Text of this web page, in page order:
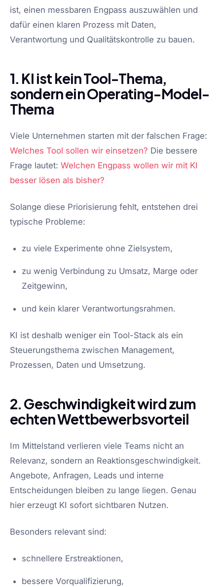
ist, einen messbaren Engpass auszuwählen und
dafür einen klaren Prozess mit Daten,
Verantwortung und Qualitätskontrolle zu bauen.
1. KI ist kein Tool-Thema,
sondern ein Operating-Model-
Thema
Viele Unternehmen starten mit der falschen Frage:
Welches Tool sollen wir einsetzen? Die bessere
Frage lautet: Welchen Engpass wollen wir mit KI
besser lösen als bisher?
Solange diese Priorisierung fehlt, entstehen drei
typische Probleme:
zu viele Experimente ohne Zielsystem,
zu wenig Verbindung zu Umsatz, Marge oder
Zeitgewinn,
und kein klarer Verantwortungsrahmen.
KI ist deshalb weniger ein Tool-Stack als ein
Steuerungsthema zwischen Management,
Prozessen, Daten und Umsetzung.
2. Geschwindigkeit wird zum
echten Wettbewerbsvorteil
Im Mittelstand verlieren viele Teams nicht an
Relevanz, sondern an Reaktionsgeschwindigkeit.
Angebote, Anfragen, Leads und interne
Entscheidungen bleiben zu lange liegen. Genau
hier erzeugt KI sofort sichtbaren Nutzen.
Besonders relevant sind:
schnellere Erstreaktionen,
bessere Vorqualifizierung,